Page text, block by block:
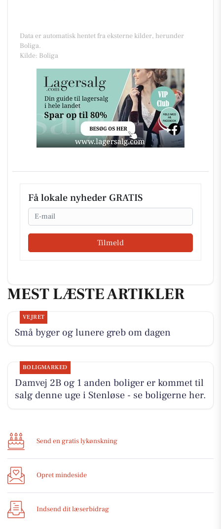
Data er automatisk hentet fra eksterne kilder, herunder
Boliga.
Kilde: Boliga
Få lokale nyheder GRATIS
Email
Tilmeld
MEST LÆSTE ARTIKLER
VEJRET
Små byger og lunere greb om dagen
BOLIGMARKED
Damvej 2B og 1 anden boliger er kommet til
salg denne uge i Stenløse - se boligerne her.
Send en gratis lykønskning
Opret mindeside
Indsend dit læserbidrag